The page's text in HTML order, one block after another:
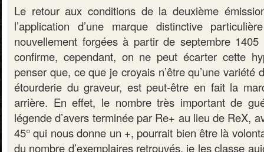
Le retour aux conditions de la deuxième
l’application d’une marque distinctive
nouvellement forgées à partir de septembre
confirme, cependant, on ne peut écarter cette
penser que, ce que je croyais n’être qu’une variété
étourderie du graveur, est peut-être en fait la
arrière. En effet, le nombre très important de
légende d’avers terminée par Re+ au lieu de ReX,
45° qui nous donne un +, pourrait bien être là
du nombre d’exemplaires retrouvés, je les classe